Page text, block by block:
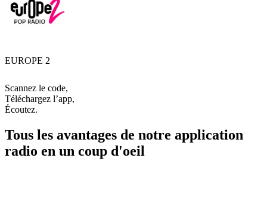
EUROPE 2
Scannez le code,
Téléchargez l’app,
Écoutez.
Tous les avantages de notre application
radio en un coup d'oeil